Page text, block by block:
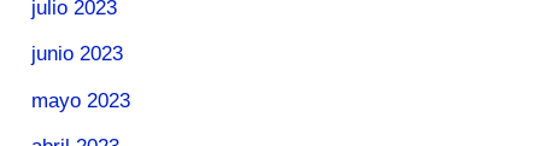
julio 2023
junio 2023
mayo 2023